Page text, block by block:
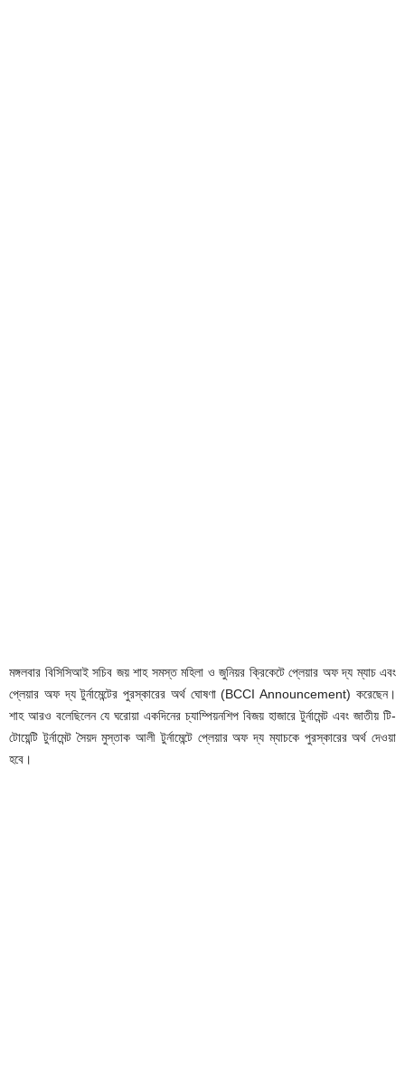
মঙ্গলবার বিসিসিআই সচিব জয় শাহ সমস্ত মহিলা ও জুনিয়র ক্রিকেটে প্লেয়ার অফ দ্য ম্যাচ এবং
প্লেয়ার অফ দ্য টুর্নামেন্টের পুরস্কারের অর্থ ঘোষণা (BCCI Announcement) করেছেন।
শাহ আরও বলেছিলেন যে ঘরোয়া একদিনের চ্যাম্পিয়নশিপ বিজয় হাজারে টুর্নামেন্ট এবং জাতীয় টি-
টোয়েন্টি টুর্নামেন্ট সৈয়দ মুস্তাক আলী টুর্নামেন্টে প্লেয়ার অফ দ্য ম্যাচকে পুরস্কারের অর্থ দেওয়া
হবে।